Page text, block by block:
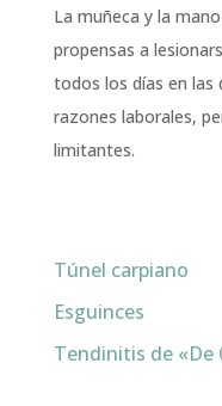
La muñeca y la
propensas a
todos los días en
razones laborales,
limitantes.
Túnel carpiano
Esguinces
Tendinitis de «De